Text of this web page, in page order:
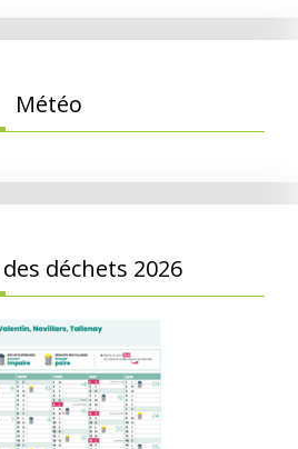
Météo
déchets 2026